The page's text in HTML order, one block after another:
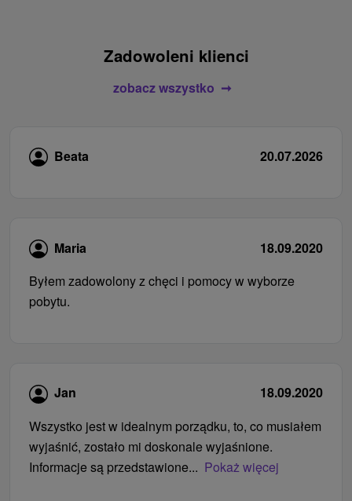
Zadowoleni klienci
zobacz wszystko
Beata 20.07.2026
Maria
18.09.2020
Byłem zadowolony z chęci i pomocy w wyborze
pobytu.
Jan
18.09.2020
Wszystko jest w idealnym porządku, to, co musiałem
wyjaśnić, zostało mi doskonale wyjaśnione.
Informacje są przedstawione... Pokaż więcej